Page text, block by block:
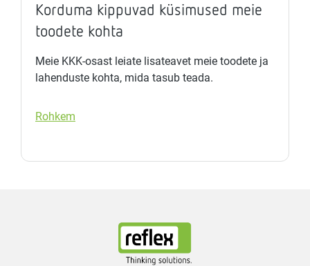
Korduma kippuvad küsimused meie
toodete kohta
Meie KKK-osast leiate lisateavet meie toodete ja
lahenduste kohta, mida tasub teada.
Rohkem